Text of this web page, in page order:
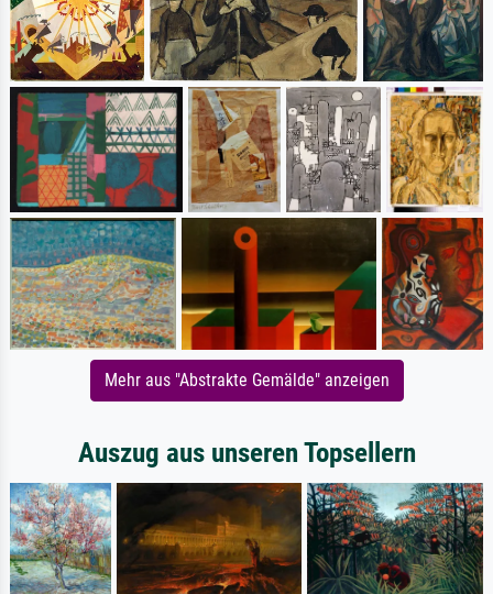
Mehr aus "Abstrakte Gemälde" anzeigen
Auszug aus unseren Topsellern